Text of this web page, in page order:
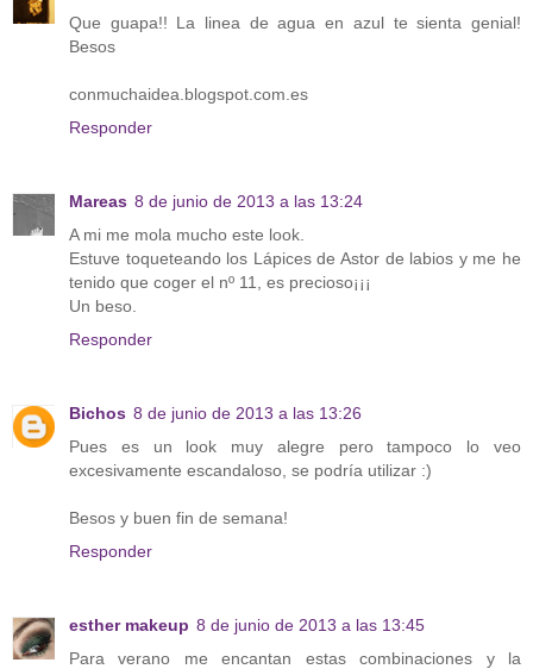
Que guapa!! La linea de agua en azul te sienta genial!
Besos
conmuchaidea.blogspot.com.es
Responder
Mareas 8 de junio de 2013 a las 13:24
A mi me mola mucho este look.
Estuve toqueteando los Lápices de Astor de labios y me he
tenido que coger el nº 11, es precioso¡¡¡
Un beso.
Responder
Bichos 8 de junio de 2013 a las 13:26
Pues es un look muy alegre pero tampoco lo veo
excesivamente escandaloso, se podría utilizar :)
Besos y buen fin de semana!
Responder
esther makeup 8 de junio de 2013 a las 13:45
Para verano me encantan estas combinaciones y la